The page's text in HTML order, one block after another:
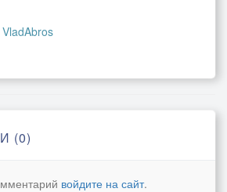
VladAbros
(0)
войдите на сайт.